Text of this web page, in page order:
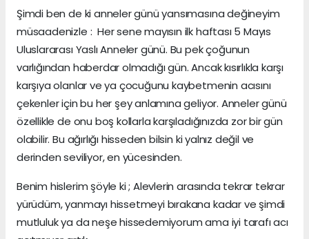
Şimdi ben de ki anneler günü yansımasına değineyim
müsaadenizle : Her sene mayısın ilk haftası 5 Mayıs
Uluslararası Yaslı Anneler günü. Bu pek çoğunun
varlığından haberdar olmadığı gün. Ancak kısırlıkla karşı
karşıya olanlar ve ya çocuğunu kaybetmenin acısını
çekenler için bu her şey anlamına geliyor. Anneler günü
özellikle de onu boş kollarla karşıladığınızda zor bir gün
olabilir. Bu ağırlığı hisseden bilsin ki yalnız değil ve
derinden seviliyor, en yücesinden.
Benim hislerim şöyle ki ; Alevlerin arasında tekrar tekrar
yürüdüm, yanmayı hissetmeyi bırakana kadar ve şimdi
mutluluk ya da neşe hissedemiyorum ama iyi tarafı acı